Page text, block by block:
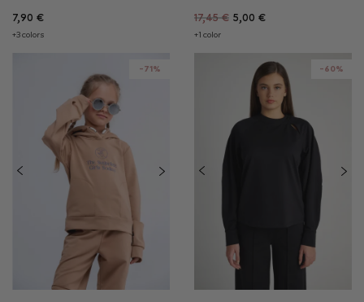
7,90 €
+3 colors
17,45 € 5,00 €
+1 color
-71% -60%